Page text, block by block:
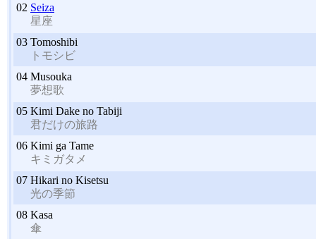
02 Seiza
星座
03 Tomoshibi
トモシビ
04 Musouka
夢想歌
05 Kimi Dake no Tabiji
君だけの旅路
06 Kimi ga Tame
キミガタメ
07 Hikari no Kisetsu
光の季節
08 Kasa
傘